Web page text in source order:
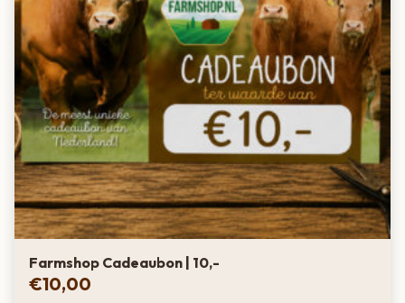
Farmshop Cadeaubon | 10,-
€10,00